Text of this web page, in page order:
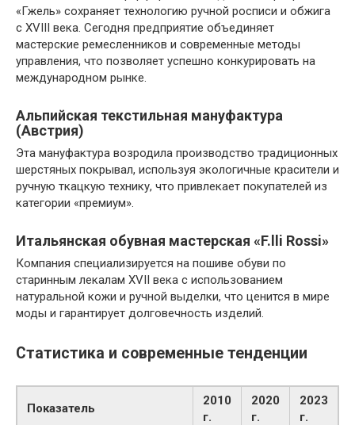
«Гжель» сохраняет технологию ручной росписи и обжига
с XVIII века. Сегодня предприятие объединяет
мастерские ремесленников и современные методы
управления, что позволяет успешно конкурировать на
международном рынке.
Альпийская текстильная мануфактура
(Австрия)
Эта мануфактура возродила производство традиционных
шерстяных покрывал, используя экологичные красители и
ручную ткацкую технику, что привлекает покупателей из
категории «премиум».
Итальянская обувная мастерская «F.lli Rossi»
Компания специализируется на пошиве обуви по
старинным лекалам XVII века с использованием
натуральной кожи и ручной выделки, что ценится в мире
моды и гарантирует долговечность изделий.
Статистика и современные тенденции
Показатель
2010
г.
2020
г.
2023
г.